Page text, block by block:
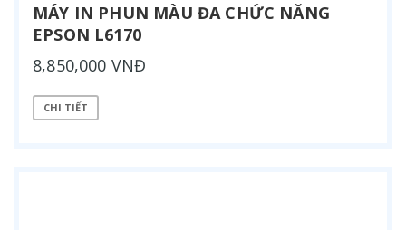
MÁY IN PHUN MÀU ĐA CHỨC NĂNG
EPSON L6170
8,850,000 VNĐ
CHI TIẾT